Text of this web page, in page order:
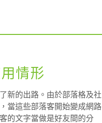
情形
新的出路。由於部落格及社
當這些部落客開始變成網路
的文字當做是好友間的分